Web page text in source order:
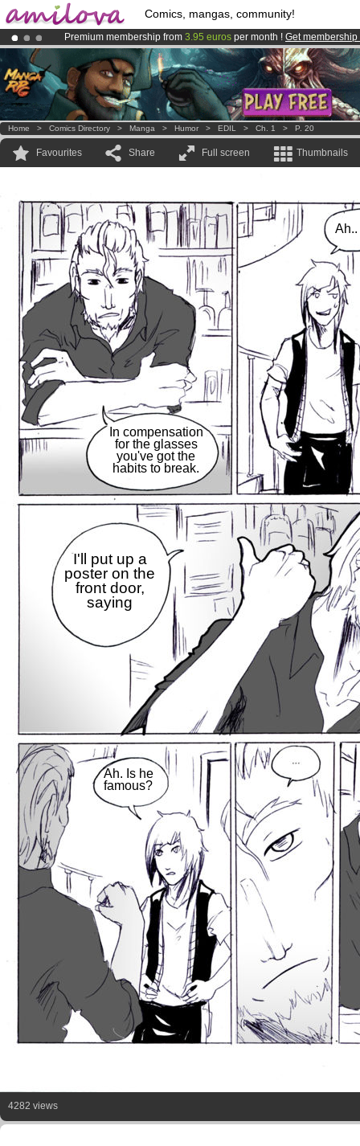
Comics, mangas, community!
Premium membership from 3.95 euros per month ! Get membership
Already 100000membersand 1000comics & mangas!.
AmilovaKickstarter is now LIVE!.
Home > Comics Directory > Manga > Humor > EDIL > Ch. 1 > P. 20
Favourites Share Full screen Thumbnails
In compensation
for the glasses
you've got the
habits to break.
Ah..
I'll put up a
poster on the
front door,
saying
Ah. Is he
famous?
4282 views